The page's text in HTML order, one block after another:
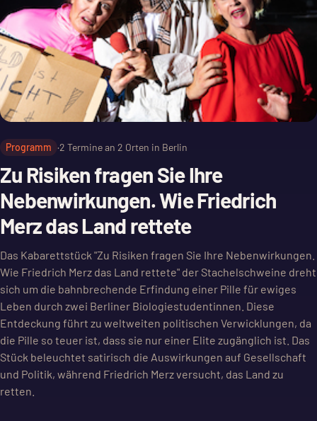
Programm ·2 Termine an 2 Orten in Berlin
Zu Risiken fragen Sie Ihre
Nebenwirkungen. Wie Friedrich
Merz das Land rettete
Das Kabarettstück "Zu Risiken fragen Sie Ihre Nebenwirkungen.
Wie Friedrich Merz das Land rettete" der Stachelschweine dreht
sich um die bahnbrechende Erfindung einer Pille für ewiges
Leben durch zwei Berliner Biologiestudentinnen. Diese
Entdeckung führt zu weltweiten politischen Verwicklungen, da
die Pille so teuer ist, dass sie nur einer Elite zugänglich ist. Das
Stück beleuchtet satirisch die Auswirkungen auf Gesellschaft
und Politik, während Friedrich Merz versucht, das Land zu
retten.